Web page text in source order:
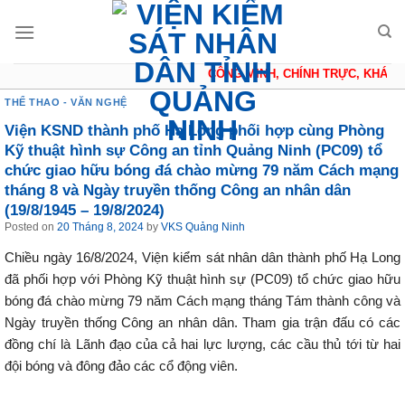
CÔNG MINH, CHÍNH TRỰC, KHÁCH
THỂ THAO - VĂN NGHỆ
Viện KSND thành phố Hạ Long phối hợp cùng Phòng
Kỹ thuật hình sự Công an tỉnh Quảng Ninh (PC09) tổ
chức giao hữu bóng đá chào mừng 79 năm Cách mạng
tháng 8 và Ngày truyền thống Công an nhân dân
(19/8/1945 – 19/8/2024)
Posted on 20 Tháng 8, 2024 by VKS Quảng Ninh
Chiều ngày 16/8/2024, Viện kiểm sát nhân dân thành phố Hạ Long
đã phối hợp với Phòng Kỹ thuật hình sự (PC09) tổ chức giao hữu
bóng đá chào mừng 79 năm Cách mạng tháng Tám thành công và
Ngày truyền thống Công an nhân dân. Tham gia trận đấu có các
đồng chí là Lãnh đạo của cả hai lực lượng, các cầu thủ tới từ hai
đội bóng và đông đảo các cổ động viên.